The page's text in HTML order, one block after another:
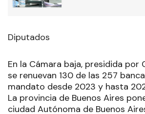
Diputados
En la Cámara baja, presidida por
se renuevan 130 de las 257
mandato desde 2023 y hasta
La provincia de Buenos Aires
ciudad Autónoma de Buenos